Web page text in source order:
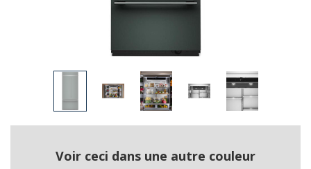
Voir ceci dans une autre couleur